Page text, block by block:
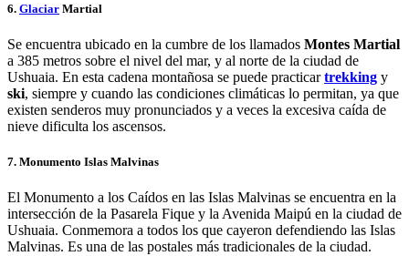
6. Glaciar Martial
Se encuentra ubicado en la cumbre de los llamados Montes Martial
a 385 metros sobre el nivel del mar, y al norte de la ciudad de
Ushuaia. En esta cadena montañosa se puede practicartrekking y
ski, siempre y cuando las condiciones climáticas lo permitan, ya que
existen senderos muy pronunciados y a veces la excesiva caída de
nieve dificulta los ascensos.
7. Monumento Islas Malvinas
El Monumento a los Caídos en las Islas Malvinas se encuentra en la
intersección de la Pasarela Fique y la Avenida Maipú en la ciudad de
Ushuaia. Conmemora a todos los que cayeron defendiendo las Islas
Malvinas. Es una de las postales más tradicionales de la ciudad.